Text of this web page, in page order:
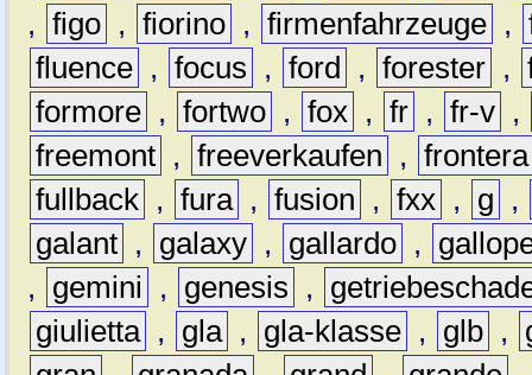
, figo , fiorino , firmenfahrzeuge ,
fluence , focus , ford , forester ,
formore , fortwo , fox , fr , fr-v ,
freemont , freeverkaufen , frontera
fullback , fura , fusion , fxx , g
,
galant , galaxy , gallardo ,
,
gemini , genesis ,
giulietta , gla , gla-klasse , glb ,